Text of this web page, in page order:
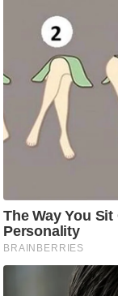
क्नॉ
लॉ
जी
ब्यू